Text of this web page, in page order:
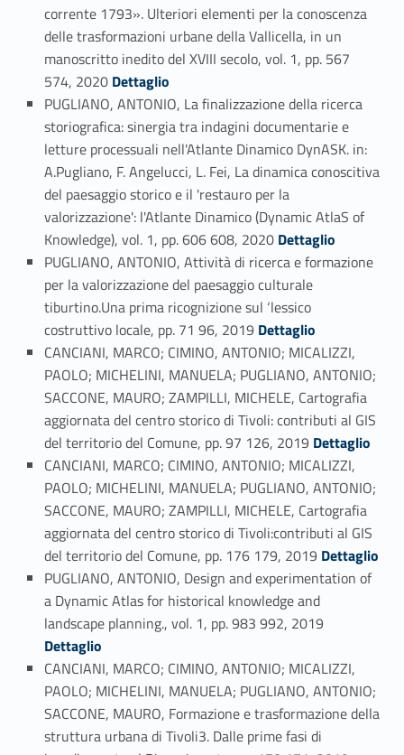
corrente 1793». Ulteriori elementi per la conoscenza
delle trasformazioni urbane della Vallicella, in un
manoscritto inedito del XVIII secolo, vol. 1, pp. 567
574, 2020 Link identifier #identifier_person_66545-53
Dettaglio
PUGLIANO, ANTONIO, La finalizzazione della ricerca
storiografica: sinergia tra indagini documentarie e
letture processuali nell'Atlante Dinamico DynASK. in:
A.Pugliano, F. Angelucci, L. Fei, La dinamica conoscitiva
del paesaggio storico e il 'restauro per la
valorizzazione': l'Atlante Dinamico (Dynamic AtlaS of
Knowledge), vol. 1, pp. 606 608, 2020 Link identifier #identifier_person_12160-54
Dettaglio
PUGLIANO, ANTONIO, Attività di ricerca e formazione
per la valorizzazione del paesaggio culturale
tiburtino.Una prima ricognizione sul ‘lessico
costruttivo locale, pp. 71 96, 2019 Link identifier #identifier_person_33030-55
Dettaglio
CANCIANI, MARCO; CIMINO, ANTONIO; MICALIZZI,
PAOLO; MICHELINI, MANUELA; PUGLIANO, ANTONIO;
SACCONE, MAURO; ZAMPILLI, MICHELE, Cartografia
aggiornata del centro storico di Tivoli: contributi al GIS
del territorio del Comune, pp. 97 126, 2019 Link identifier #identifier_person_157100-56
Dettaglio
CANCIANI, MARCO; CIMINO, ANTONIO; MICALIZZI,
PAOLO; MICHELINI, MANUELA; PUGLIANO, ANTONIO;
SACCONE, MAURO; ZAMPILLI, MICHELE, Cartografia
aggiornata del centro storico di Tivoli:contributi al GIS
del territorio del Comune, pp. 176 179, 2019 Link identifier #identifier_person_143479-57
Dettaglio
PUGLIANO, ANTONIO, Design and experimentation of
a Dynamic Atlas for historical knowledge and
landscape planning., vol. 1, pp. 983 992, 2019
Dettaglio
CANCIANI, MARCO; CIMINO, ANTONIO; MICALIZZI,
PAOLO; MICHELINI, MANUELA; PUGLIANO, ANTONIO;
SACCONE, MAURO, Formazione e trasformazione della
struttura urbana di Tivoli3. Dalle prime fasi di